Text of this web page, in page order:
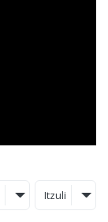
Itzuli